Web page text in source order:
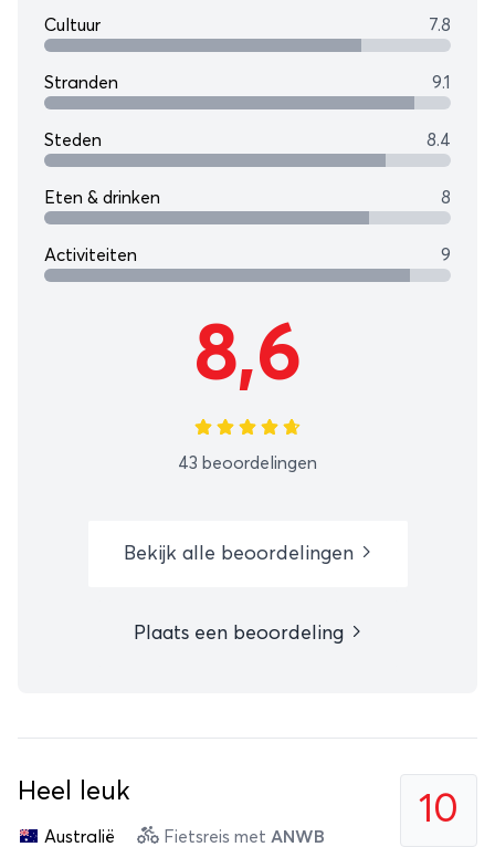
Cultuur 7.8
Stranden 9.1
Steden 8.4
Eten & drinken 8
Activiteiten 9
8,6
43 beoordelingen
Bekijk alle beoordelingen
Plaats een beoordeling
10
Heel leuk
Australië Fietsreis met ANWB